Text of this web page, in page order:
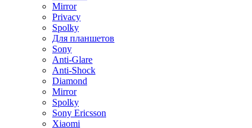
Mirror
Privacy
Spolky
Для планшетов
Sony
Anti-Glare
Anti-Shock
Diamond
Mirror
Spolky
Sony Ericsson
Xiaomi